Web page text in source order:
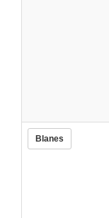
Blanes